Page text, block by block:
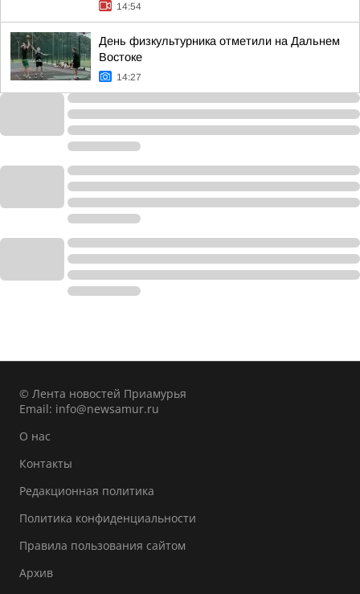
14:54
День физкультурника отметили на Дальнем
Востоке
14:27
© Лента новостей Приамурья
Email: info@newsamur.ru
О нас
Контакты
Редакционная политика
Политика конфиденциальности
Правила пользования сайтом
Архив